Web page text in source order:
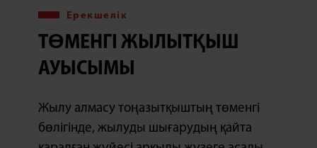
Ерекшелік
ТӨМЕНГІ ЖЫЛЫТҚЫШ
АУЫСЫМЫ
Жылу алмасу тоңазытқыштың төменгі
бөлігінде, жылуды шығарудың қайта